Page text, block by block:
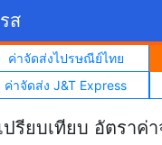
ส
ค่าจัดส่งไปรษณีย์ไทย
ค่าจัดส่ง J&T Express
ปรียบเทียบ อัตราค่